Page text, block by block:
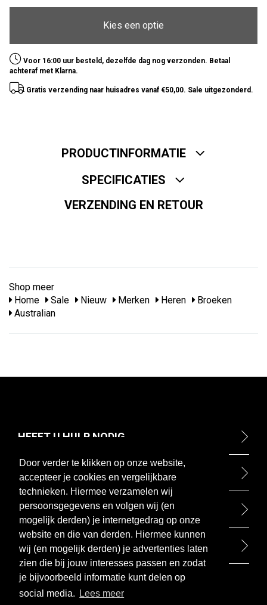
Door verder te klikken op onze website,
accepteer je cookies en vergelijkbare
technieken. Hiermee verzamelen wij
persoonsgegevens en volgen wij (en
mogelijk derden) je internetgedrag op onze
website en die van derden. Hiermee kunnen
wij (en mogelijk derden) je advertenties laten
zien die bij jouw interesses passen en zodat
je bijvoorbeeld informatie kunt delen op
social media.
Lees meer
Kies een optie
Voor 16:00 uur besteld, dezelfde dag nog verzonden. Betaal
achteraf met Klarna.
Gratis verzending naar huisadres vanaf €50,00. Sale uitgezonderd.
PRODUCTINFORMATIE
SPECIFICATIES
VERZENDING EN RETOUR
Shop meer
Home
Sale Nieuw Merken Heren
Broeken
Australian
HEEFT U HULP NODIG
ONTDEK
BETAALMETHODEN
BEZOEK ONZE WINKEL